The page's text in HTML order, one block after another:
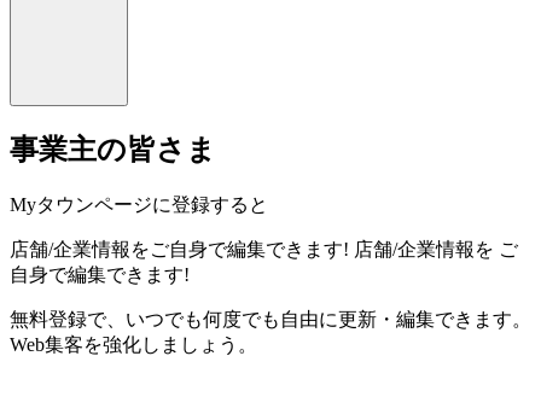
事業主の皆さま
Myタウンページに登録すると
店舗/企業情報をご自身で編集できます! 店舗/企業情報を ご
自身で編集できます!
無料登録で、いつでも何度でも自由に更新・編集できます。
Web集客を強化しましょう。